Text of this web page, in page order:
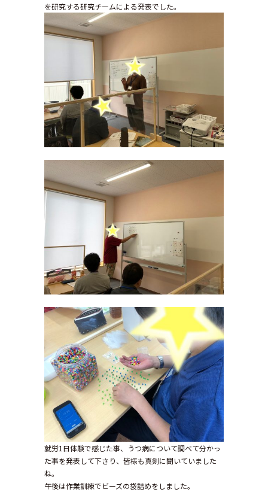
を研究する研究チームによる発表でした。
就労1日体験で感じた事、うつ病について調べて分かっ
た事を発表して下さり、皆様も真剣に聞いていました
ね。
午後は作業訓練でビーズの袋詰めをしました。